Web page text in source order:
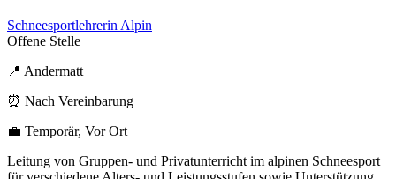
Schneesportlehrerin Alpin
Offene Stelle
📍 Andermatt
⏰ Nach Vereinbarung
💼 Temporär, Vor Ort
Leitung von Gruppen- und Privatunterricht im alpinen Schneesport